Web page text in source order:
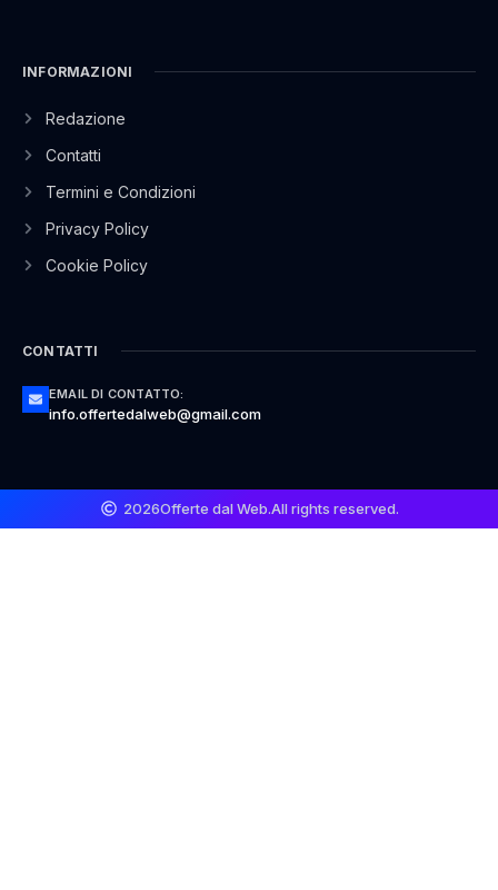
INFORMAZIONI
Redazione
Contatti
Termini e Condizioni
Privacy Policy
Cookie Policy
CONTATTI
EMAIL DI CONTATTO:
info.offertedalweb@gmail.com
2026Offerte dal Web.All rights reserved.